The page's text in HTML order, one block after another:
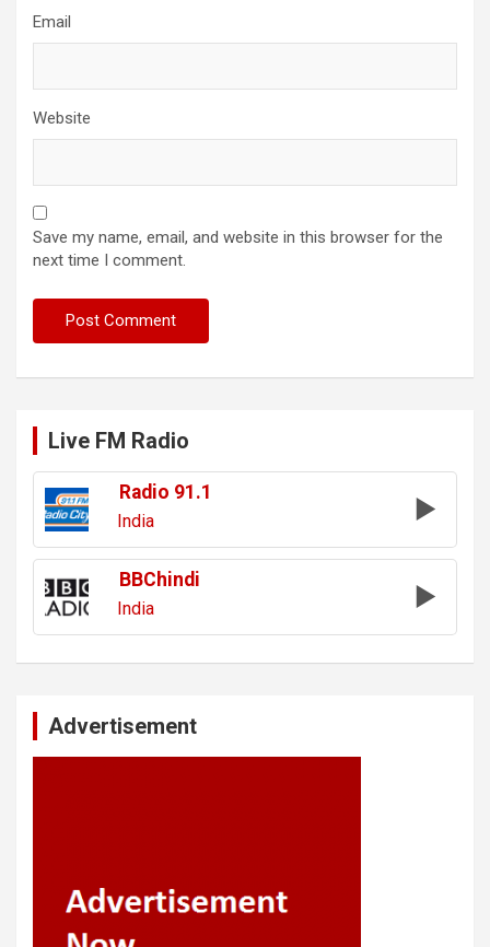
Email
Website
Save my name, email, and website in this browser for the
next time I comment.
Live FM Radio
Radio 91.1
India
BBChindi
India
Advertisement